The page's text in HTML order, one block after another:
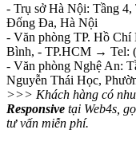
- Trụ sở Hà Nội: Tầng 4,
Đống Đa, Hà Nội
- Văn phòng TP. Hồ Chí
Bình, - TP.HCM → Tel:
- Văn phòng Nghệ An:
Nguyễn Thái Học,
>>> Khách hàng có
Responsive tại Web4s,
tư vấn miễn phí.